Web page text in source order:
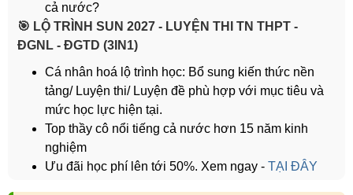
cả nước?
️🎯 LỘ TRÌNH SUN 2027 - LUYỆN THI TN THPT -
ĐGNL - ĐGTD (3IN1)
Cá nhân hoá lộ trình học: Bổ sung kiến thức nền
tảng/ Luyện thi/ Luyện đề phù hợp với mục tiêu và
mức học lực hiện tại.
Top thầy cô nổi tiếng cả nước hơn 15 năm kinh
nghiệm
Ưu đãi học phí lên tới 50%. Xem ngay - TẠI ĐÂY